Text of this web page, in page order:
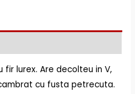
lurex. Are decolteu in V,
cu fusta petrecuta.